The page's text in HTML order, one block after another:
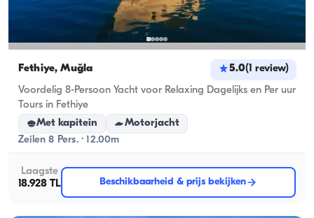
Fethiye, Muğla 5.0(1 review)
Voordelig 8-Persoon Yacht voor Relaxing Dagelijks en Per uur
Tours in Fethiye
Met kapitein
Motorjacht
Zeilen 8 Pers. · 12.00m
Laagste
18.928 TL
Beschikbaarheid & prijs bekijken